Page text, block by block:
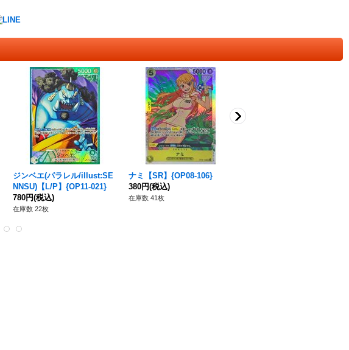
ジンベエ(パラレル/illust:SE
NNSU)【L/P】{OP11-021}
780円(税込)
在庫数 22枚
ナミ【SR】{OP08-106}
380円(税込)
在庫数 41枚